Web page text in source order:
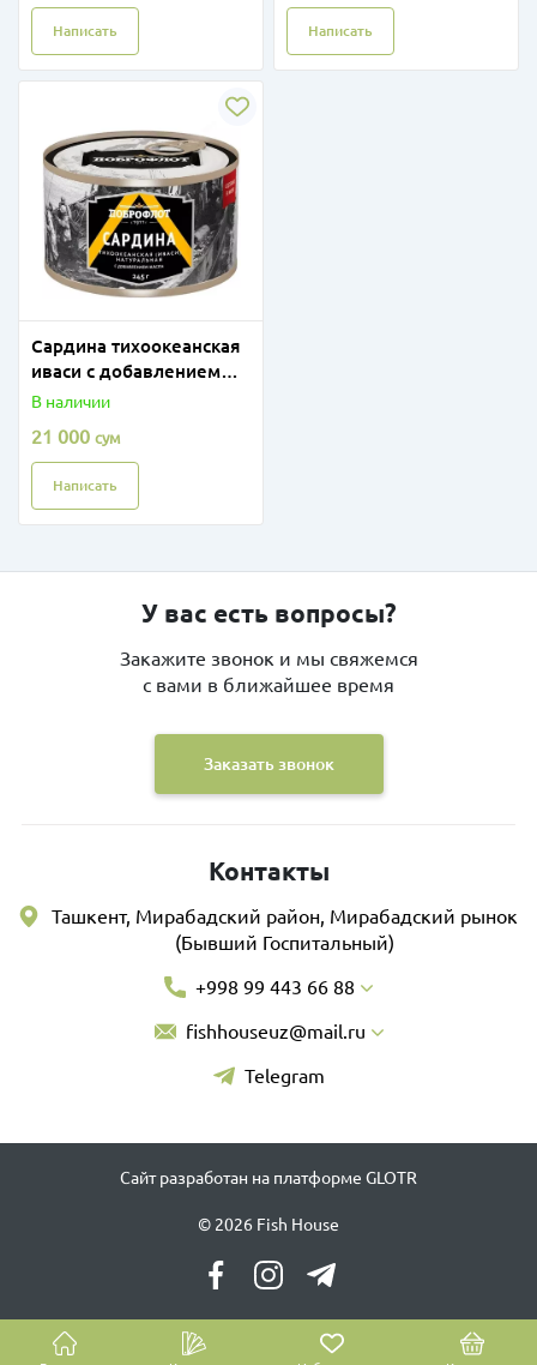
Написать Написать
Сардина тихоокеанская
иваси с добавлением
масла "Доброфлот"
В наличии
21 000 сум
Написать
У вас есть вопросы?
Закажите звонок и мы свяжемся
с вами в ближайшее время
Заказать звонок
Контакты
Ташкент, Мирабадский район, Мирабадский рынок
(Бывший Госпитальный)
+998 99 443 66 88
fishhouseuz@mail.ru
Telegram
Сайт разработан на платформе GLOTR
© 2026 Fish House